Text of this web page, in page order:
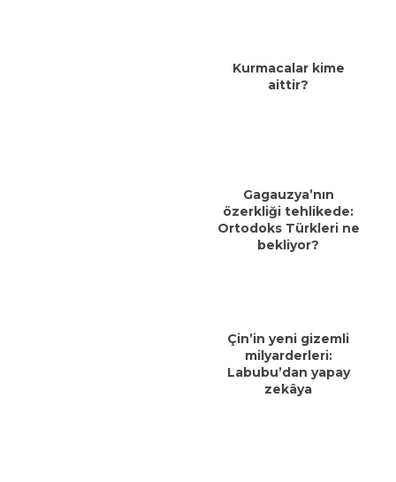
Kurmacalar kime
aittir?
Gagauzya’nın
özerkliği tehlikede:
Ortodoks Türkleri ne
bekliyor?
Çin’in yeni gizemli
milyarderleri:
Labubu’dan yapay
zekâya